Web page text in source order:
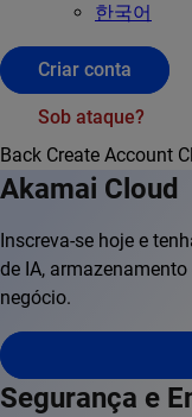
한국어
Criar conta
Sob ataque?
Back Create Account
Akamai Cloud
Inscreva-se hoje e
de IA,
negócio.
Segurança e